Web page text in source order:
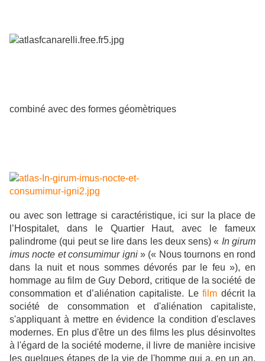
combiné avec des formes géomètriques
ou avec son lettrage si caractéristique, ici sur la place de
l’Hospitalet, dans le Quartier Haut, avec le fameux
palindrome (qui peut se lire dans les deux sens) « In girum
imus nocte et consumimur igni» (« Nous tournons en rond
dans la nuit et nous sommes dévorés par le feu »), en
hommage au film de Guy Debord, critique de la société de
consommation et d’aliénation capitaliste.
Lefilm décrit la
société de consommation et d'aliénation capitaliste,
s'appliquant à mettre en évidence la condition d'esclaves
modernes. En plus d'être un des films les plus désinvoltes
à l'égard de la société moderne, il livre de manière incisive
les quelques étapes de la vie de l'homme qui a, en un an,